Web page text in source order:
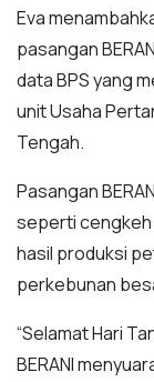
Eva
pasangan
data BPS yang
unit Usaha
Tengah.
Pasangan
seperti cengkeh
hasil produksi
perkebunan
“Selamat Hari
BERANI